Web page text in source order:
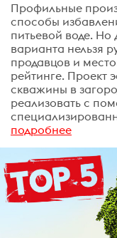
Профильные
способы
питьевой воде.
варианта нельзя
продавцов и
рейтинге. Проект
скважины в
реализовать с
подробнее